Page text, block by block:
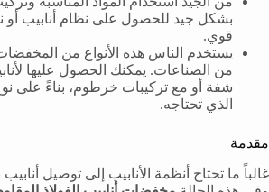
بشكل جيد للحصول على نظام أنابيب
قوي.
يستخدم الناس هذه الأنواع من
شفة أو مع تركيبات خرطوم، بناءً على
الذي تحتاجه.
مقدمة
غالباً ما تحتاج أنظمة الأنابيب إلى توصيل